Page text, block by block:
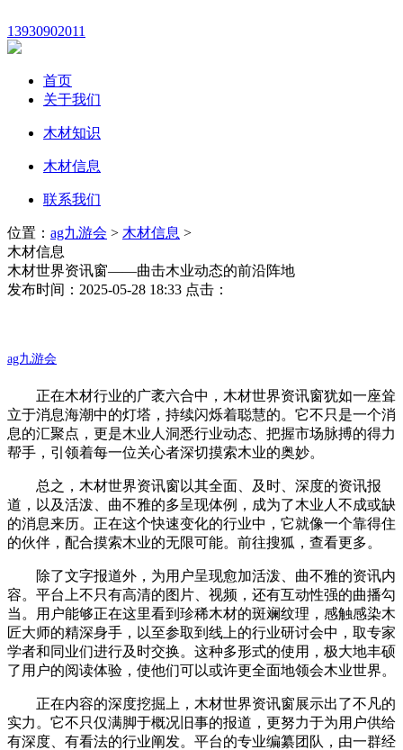
13930902011
首页
关于我们
木材知识
木材信息
联系我们
位置： ag九游会 > 木材信息 >
木材信息
木材世界资讯窗——曲击木业动态的前沿阵地
发布时间：2025-05-28 18:33 点击：
ag九游会
正在木材行业的广袤六合中，木材世界资讯窗犹如一座耸
立于消息海潮中的灯塔，持续闪烁着聪慧的。它不只是一个消
息的汇聚点，更是木业人洞悉行业动态、把握市场脉搏的得力
帮手，引领着每一位关心者深切摸索木业的奥妙。
总之，木材世界资讯窗以其全面、及时、深度的资讯报
道，以及活泼、曲不雅的多呈现体例，成为了木业人不成或缺
的消息来历。正在这个快速变化的行业中，它就像一个靠得住
的伙伴，配合摸索木业的无限可能。前往搜狐，查看更多。
除了文字报道外，为用户呈现愈加活泼、曲不雅的资讯内
容。平台上不只有高清的图片、视频，还有互动性强的曲播勾
当。用户能够正在这里看到珍稀木材的斑斓纹理，感触感染木
匠大师的精深身手，以至参取到线上的行业研讨会中，取专家
学者和同业们进行及时交换。这种多形式的使用，极大地丰硕
了用户的阅读体验，使他们可以或许更全面地领会木业世界。
正在内容的深度挖掘上，木材世界资讯窗展示出了不凡的
实力。它不只仅满脚于概况旧事的报道，更努力于为用户供给
有深度、有看法的行业阐发。平台的专业编纂团队，由一群经